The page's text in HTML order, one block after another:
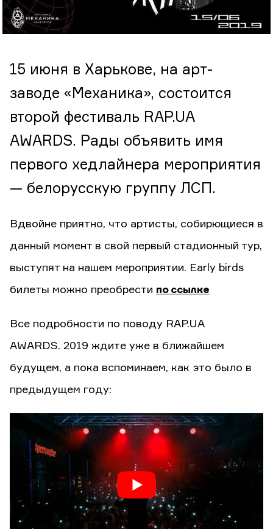
15 июня в Харькове, на арт-
заводе «Механика», состоится
второй фестиваль RAP.UA
AWARDS. Рады объявить имя
первого хедлайнера мероприятия
— белорусскую группу ЛСП.
Вдвойне приятно, что артисты, собирющиеся в
данный момент в свой первый стадионный тур,
выступят на нашем мероприятии. Early birds
билеты можно преобрести по ссылке
Все подробности по поводу RAP.UA
AWARDS. 2019 ждите уже в ближайшем
будущем, а пока вспоминаем, как это было в
предыдущем году: